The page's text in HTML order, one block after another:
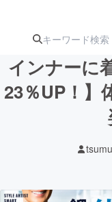
インナーに
23％UP！】